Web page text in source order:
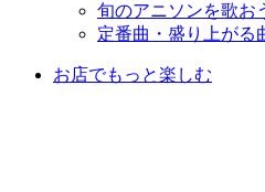
旬のアニソンを歌お
定番曲・盛り上がる
お店でもっと楽しむ